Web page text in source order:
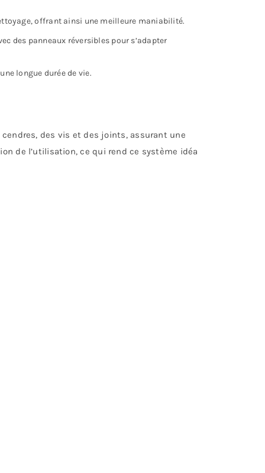
offrant ainsi une meilleure maniabilité.
des panneaux réversibles pour s’adapter
longue durée de vie.
des vis et des joints, assurant une
de l’utilisation, ce qui rend ce système idéal